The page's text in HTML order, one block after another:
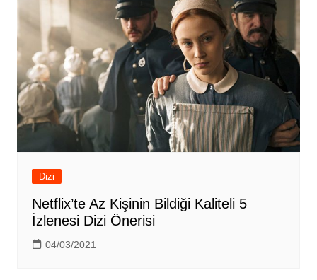
Dizi
Netflix’te Az Kişinin Bildiği Kaliteli 5
İzlenesi Dizi Önerisi
04/03/2021